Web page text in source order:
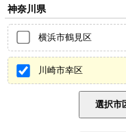
神奈川県
横浜市鶴見区
川崎市幸区